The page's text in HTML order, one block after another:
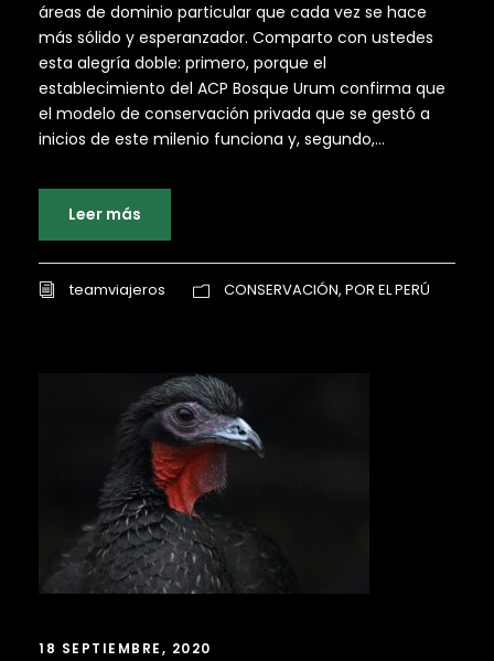
áreas de dominio particular que cada vez se hace
más sólido y esperanzador. Comparto con ustedes
esta alegría doble: primero, porque el
establecimiento del ACP Bosque Urum confirma que
el modelo de conservación privada que se gestó a
inicios de este milenio funciona y, segundo,...
Leer más
teamviajeros CONSERVACIÓN, POR EL PERÚ
18 SEPTIEMBRE, 2020